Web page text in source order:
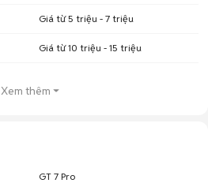
Giá từ 5 triệu - 7 triệu
Giá từ 10 triệu - 15 triệu
Xem thêm
GT 7 Pro